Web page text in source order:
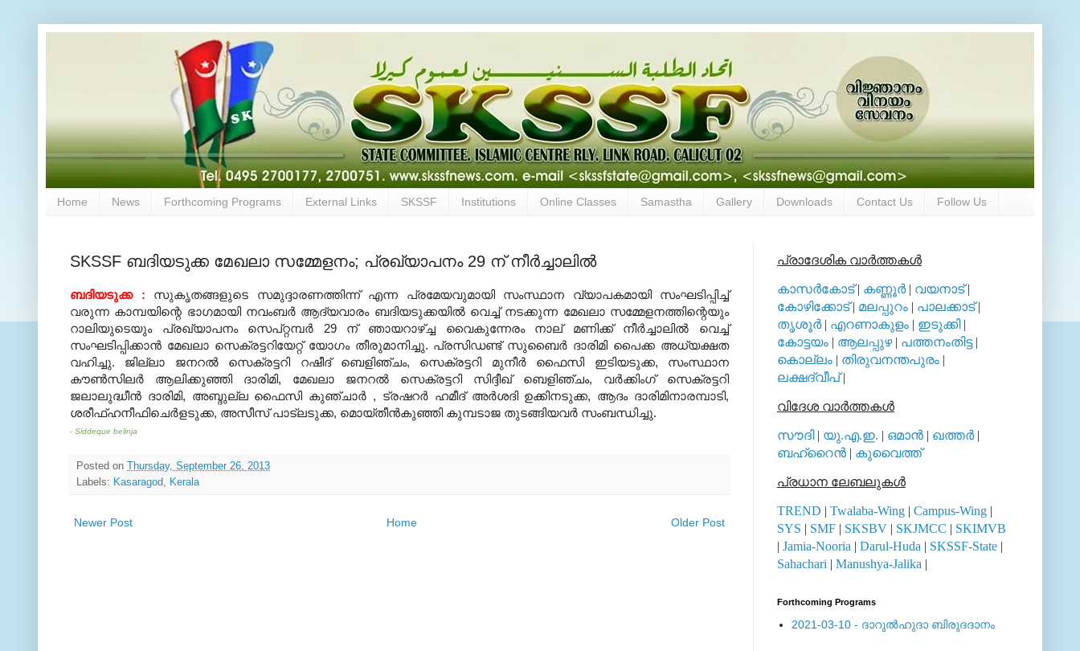
Home News Forthcoming Programs External Links SKSSF Institutions Online Classes Samastha Gallery Downloads Contact Us Follow Us
SKSSF ബദിയടുക്ക മേഖലാ സമ്മേളനം; പ്രഖ്യാപനം 29 ന് നീര്‍ച്ചാലില്‍
ബദിയടുക്ക :
സുകൃതങ്ങളുടെ സമുദ്ദാരണത്തിന്ന് എന്ന പ്രമേയവുമായി സംസ്ഥാന വ്യാപകമായി സംഘടിപ്പിച്ച്
വരുന്ന കാമ്പയിന്റെ ഭാഗമായി നവംബര്‍ ആദ്യവാരം ബദിയടുക്കയില്‍ വെച്ച് നടക്കുന്ന മേഖലാ സമ്മേളനത്തിന്റെയും
റാലിയുടെയും പ്രഖ്യാപനം സെപ്റ്റമ്പര്‍ 29 ന് ഞായറാഴ്ച്ച വൈകുന്നേരം നാല് മണിക്ക് നീര്‍ച്ചാലില്‍ വെച്ച്
സംഘടിപ്പിക്കാന്‍ മേഖലാ സെക്രട്ടറിയേറ്റ് യോഗം തീരുമാനിച്ചു. പ്രസിഡണ്ട് സുബൈര്‍ ദാരിമി പൈക്ക അധ്യക്ഷത
വഹിച്ചു. ജില്ലാ ജനറല്‍ സെക്രട്ടറി റഷീദ് ബെളിഞ്ചം, സെക്രട്ടറി മുനീര്‍ ഫൈസി ഇടിയടുക്ക, സംസ്ഥാന
കൗണ്‍സിലര്‍ ആലിക്കുഞ്ഞി ദാരിമി, മേഖലാ ജനറല്‍ സെക്രട്ടറി സിദ്ദീഖ് ബെളിഞ്ചം, വര്‍ക്കിംഗ് സെക്രട്ടറി
ജലാലുദ്ധീന്‍ ദാരിമി, അബ്ദുല്ല ഫൈസി കുഞ്ചാര്‍ , ട്രഷറര്‍ ഹമീദ് അര്‍ശദി ഉക്കിനടുക്ക, ആദം ദാരിമിനാരമ്പാടി,
ശരീഫ്ഹനീഫിചെര്‍ളടുക്ക, അസീസ് പാട്‌ലടുക്ക, മൊയ്തീന്‍കുഞ്ഞി കുമ്പടാജ തുടങ്ങിയവര്‍ സംബന്ധിച്ചു.
- Siddeque belinja
Posted on Thursday, September 26, 2013
Labels: Kasaragod Kerala
Newer Post Older Post
Home
പ്രാദേശിക വാര്‍ത്തകള്‍
കാസര്‍കോട്| കണ്ണൂര്‍| വയനാട്|
കോഴിക്കോട്| മലപ്പുറം | പാലക്കാട്|
തൃശൂര്‍| എറണാകുളം | ഇടുക്കി|
കോട്ടയം | ആലപ്പുഴ| പത്തനംതിട്ട|
കൊല്ലം | തിരുവനന്തപുരം |
ലക്ഷദ്വീപ്|
വിദേശ വാര്‍ത്തകള്‍
സൗദി| യു.എ.ഇ. | ഒമാന്‍ | ഖത്തര്‍|
ബഹ്റൈന്‍ | കുവൈത്ത്
പ്രധാന ലേബലുകള്‍
TREND | Twalaba-Wing | Campus-Wing |
SYS | SMF | SKSBV | SKJMCC | SKIMVB
| Jamia-Nooria | Darul-Huda | SKSSF-State |
Sahachari | Manushya-Jalika |
Forthcoming Programs
2021-03-10 - ദാറുല്‍ഹുദാ ബിരുദദാനം